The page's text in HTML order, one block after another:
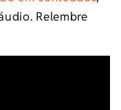
Relembre